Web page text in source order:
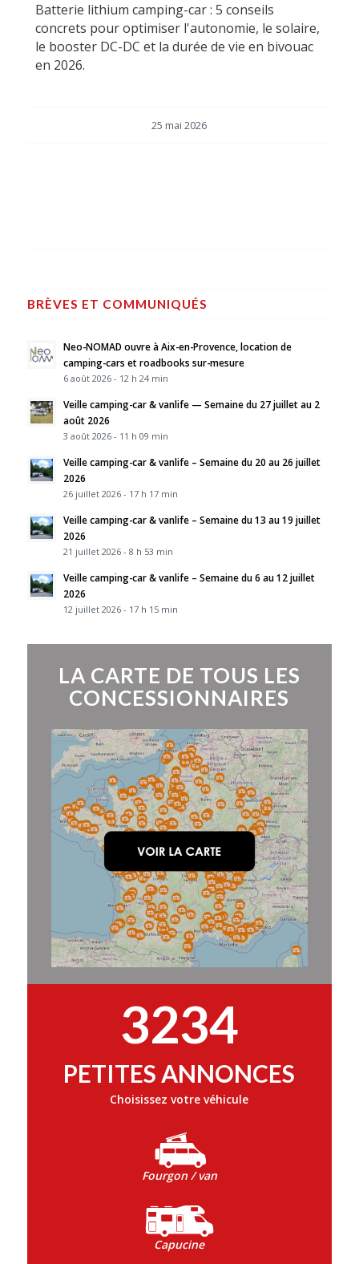
Batterie lithium camping-car : 5 conseils
concrets pour optimiser l'autonomie, le solaire,
le booster DC-DC et la durée de vie en bivouac
en 2026.
25 mai 2026
BRÈVES ET COMMUNIQUÉS
Neo-NOMAD ouvre à Aix-en-Provence, location de
camping-cars et roadbooks sur-mesure
6 août 2026 - 12 h 24 min
Veille camping-car & vanlife — Semaine du 27 juillet au 2
août 2026
3 août 2026 - 11 h 09 min
Veille camping-car & vanlife – Semaine du 20 au 26 juillet
2026
26 juillet 2026 - 17 h 17 min
Veille camping-car & vanlife – Semaine du 13 au 19 juillet
2026
21 juillet 2026 - 8 h 53 min
Veille camping-car & vanlife – Semaine du 6 au 12 juillet
2026
12 juillet 2026 - 17 h 15 min
LA CARTE DE TOUS LES
CONCESSIONNAIRES
3234
PETITES ANNONCES
Choisissez votre véhicule
Fourgon / van
Capucine